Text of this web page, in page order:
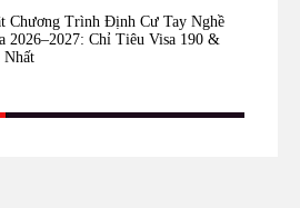
Chương Trình Định Cư Tay Nghề
2026–2027: Chỉ Tiêu Visa 190 &